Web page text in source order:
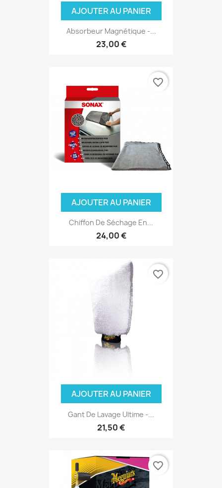
AJOUTER AU PANIER
Absorbeur Magnétique -...
23,00 €
AJOUTER AU PANIER
Chiffon De Séchage En...
24,00 €
favorite_border
AJOUTER AU PANIER
Gant De Lavage Ultime -...
21,50 €
favorite_border
favorite_border